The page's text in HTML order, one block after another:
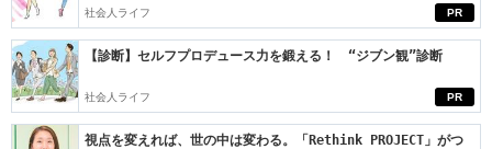
PR
社会人ライフ
PR
【診断】セルフプロデュース力を鍛える！ “ジブン観”診断
社会人ライフ
視点を変えれば、世の中は変わる。「Rethink PROJECT」がつ